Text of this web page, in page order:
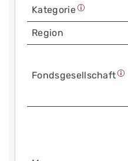
Kategorie
Region
Fonds­gesellschaft